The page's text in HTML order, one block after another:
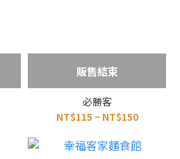
販售結束
必勝客
NT$115 ~ NT$150